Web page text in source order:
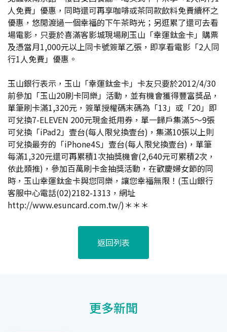
人免費」優惠，同時還可再享咖啡或茶同款飲料免費續杯之
優惠，悠閒渡過一個幸福的下午茶時光；另逛累了還可去看
場電影，只要於喜滿客影城現場刷玉山「幸運鈦金卡」購票
及憑當月1,000元以上同卡號簽單乙張，即享看電影「2人同
行1人免費」優惠。
玉山銀行表示，玉山「幸運鈦金卡」卡友只要於2012/4/30
前參加「玉山20刷卡同樂」活動，並有機會獲得豐富獎品，
單筆刷卡滿1,320元，簽單授權碼末碼為「13」或「20」即
可兌換7-ELEVEN 200元現金抵用券，單一歸戶集滿5～9張
可兌換「iPad2」壹台(每人限兌換壹台)，集滿10張以上則
可兌換最夯的「iPhone4S」壹台(每人限兌換壹台)，單筆
每滿1,320元還可再累積1次抽獎機會(2,640元可累積2次，
依此類推)，參加百萬刷卡金抽獎活動，在歡慶婦女節的同
時，玉山幸運鈦金卡與您同樂，讓您幸福無限！(玉山銀行
客服中心電話(02)2182-1313，網址
http://www.esuncard.com.tw/)＊＊＊
返回列表
更多新聞